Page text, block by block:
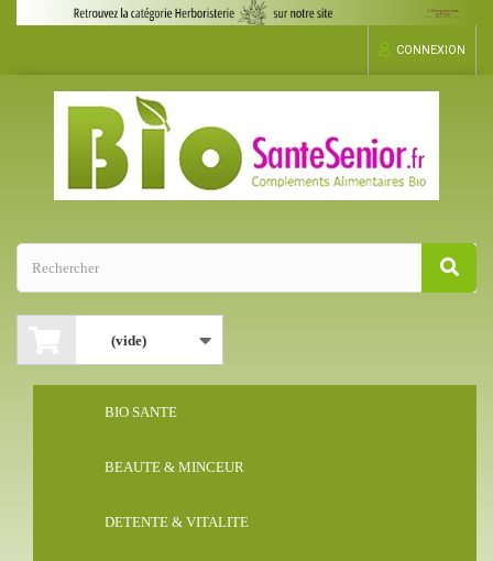
CONNEXION
(vide)
BIO SANTE
BEAUTE & MINCEUR
DETENTE & VITALITE